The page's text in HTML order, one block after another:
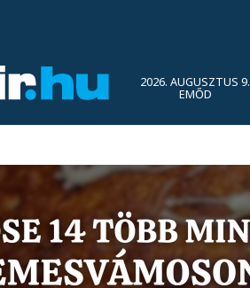
2026. AUGUSZTUS 9.
EMŐD